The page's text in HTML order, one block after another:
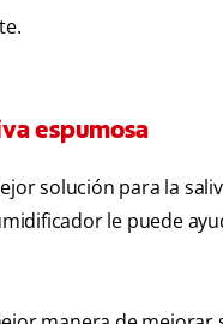
espumosa
solución para la
le puede